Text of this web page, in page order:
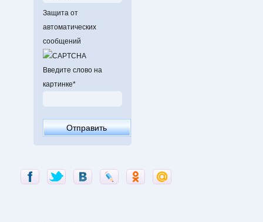
Защита от
автоматических
сообщений
Введите слово на
картинке*